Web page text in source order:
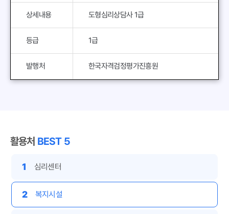
상세내용 도형심리상담사 1급
등급 1급
발행처 한국자격검정평가진흥원
활용처 BEST 5
1 심리센터
2 복지시설